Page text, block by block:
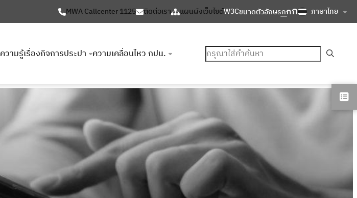
MWA Callcenter 1125 ติดต่อเรา แผนผังเว็บไซต์W3Cขนาดตัวอักษรกกก ภาษาไทย
ความรู้เรื่องกิจการประปา ความเคลื่อนไหว กปน. ค้นหา